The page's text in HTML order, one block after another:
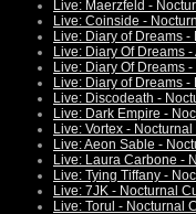
Live: Maerzfeld -
Live: Coinside -
Live: Diary of Dreams
Live: Diary Of Dreams
Live: Diary Of Dreams
Live: Diary of Dreams
Live: Discodeath -
Live: Dark Empire -
Live: Vortex -
Live: Aeon Sable -
Live: Laura Carbone -
Live: Tying Tiffany -
Live: 7JK - Nocturnal
Live: Torul - Nocturnal